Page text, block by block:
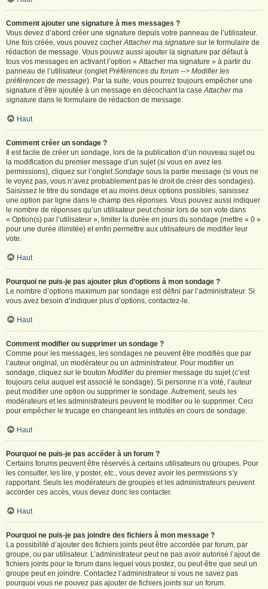
Comment ajouter une signature à mes messages ?
Vous devez d’abord créer une signature depuis votre panneau de l’utilisateur.
Une fois créée, vous pouvez cocherAttacher ma signature sur le formulaire de
rédaction de message. Vous pouvez aussi ajouter la signature par défaut à
tous vos messages en activant l’option « Attacher ma signature » à partir du
panneau de l’utilisateur (ongletPréférences du forum --> Modifier les
préférences de message). Par la suite, vous pourrez toujours empêcher une
signature d’être ajoutée à un message en décochant la caseAttacher ma
signature dans le formulaire de rédaction de message.
Haut
Comment créer un sondage ?
Il est facile de créer un sondage, lors de la publication d’un nouveau sujet ou
la modification du premier message d’un sujet (si vous en avez les
permissions), cliquez sur l’ongletSondage sous la partie message (si vous ne
le voyez pas, vous n’avez probablement pas le droit de créer des sondages).
Saisissez le titre du sondage et au moins deux options possibles, saisissez
une option par ligne dans le champ des réponses. Vous pouvez aussi indiquer
le nombre de réponses qu’un utilisateur peut choisir lors de son vote dans
« Option(s) par l’utilisateur », limiter la durée en jours du sondage (mettre « 0 »
pour une durée illimitée) et enfin permettre aux utilisateurs de modifier leur
vote.
Haut
Pourquoi ne puis-je pas ajouter plus d’options à mon sondage ?
Le nombre d’options maximum par sondage est défini par l’administrateur. Si
vous avez besoin d’indiquer plus d’options, contactez-le.
Haut
Comment modifier ou supprimer un sondage ?
Comme pour les messages, les sondages ne peuvent être modifiés que par
l’auteur original, un modérateur ou un administrateur. Pour modifier un
sondage, cliquez sur le bouton Modifierdu premier message du sujet (c’est
toujours celui auquel est associé le sondage). Si personne n’a voté, l’auteur
peut modifier une option ou supprimer le sondage. Autrement, seuls les
modérateurs et les administrateurs peuvent le modifier ou le supprimer. Ceci
pour empêcher le trucage en changeant les intitulés en cours de sondage.
Haut
Pourquoi ne puis-je pas accéder à un forum ?
Certains forums peuvent être réservés à certains utilisateurs ou groupes. Pour
les consulter, les lire, y poster, etc., vous devez avoir les permissions s’y
rapportant. Seuls les modérateurs de groupes et les administrateurs peuvent
accorder ces accès, vous devez donc les contacter.
Haut
Pourquoi ne puis-je pas joindre des fichiers à mon message ?
La possibilité d’ajouter des fichiers joints peut être accordée par forum, par
groupe, ou par utilisateur. L’administrateur peut ne pas avoir autorisé l’ajout de
fichiers joints pour le forum dans lequel vous postez, ou peut-être que seul un
groupe peut en joindre. Contactez l’administrateur si vous ne savez pas
pourquoi vous ne pouvez pas ajouter de fichiers joints sur un forum.